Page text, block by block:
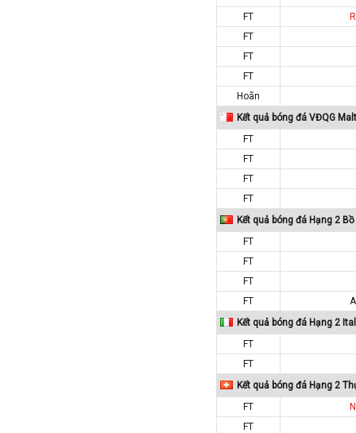
FT
FT
FT
FT
Hoãn
Kết quả bóng đá VĐQG
FT
FT
FT
FT
Kết quả bóng đá Hạng 2
FT
FT
FT
FT
Kết quả bóng đá Hạng 2
FT
FT
Kết quả bóng đá Hạng 2
FT
FT